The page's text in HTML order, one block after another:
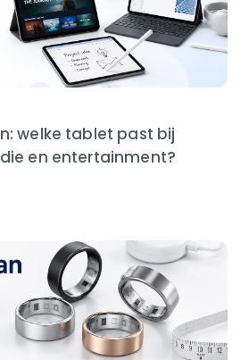
welke tablet past bij
en entertainment?